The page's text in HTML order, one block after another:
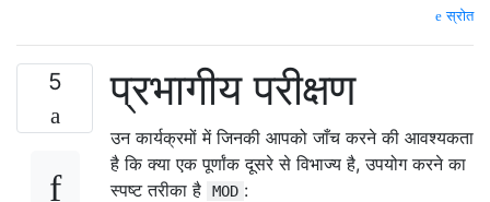
स्रोत
5 प्रभागीय परीक्षण
उन कार्यक्रमों में जिनकी आपको जाँच करने की आवश्यकता
है कि क्या एक पूर्णांक दूसरे से विभाज्य है, उपयोग करने का
स्पष्ट तरीका है
MOD :